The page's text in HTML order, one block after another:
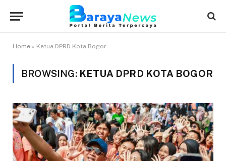
Home » Ketua DPRD Kota Bogor
BROWSING: KETUA DPRD KOTA BOGOR